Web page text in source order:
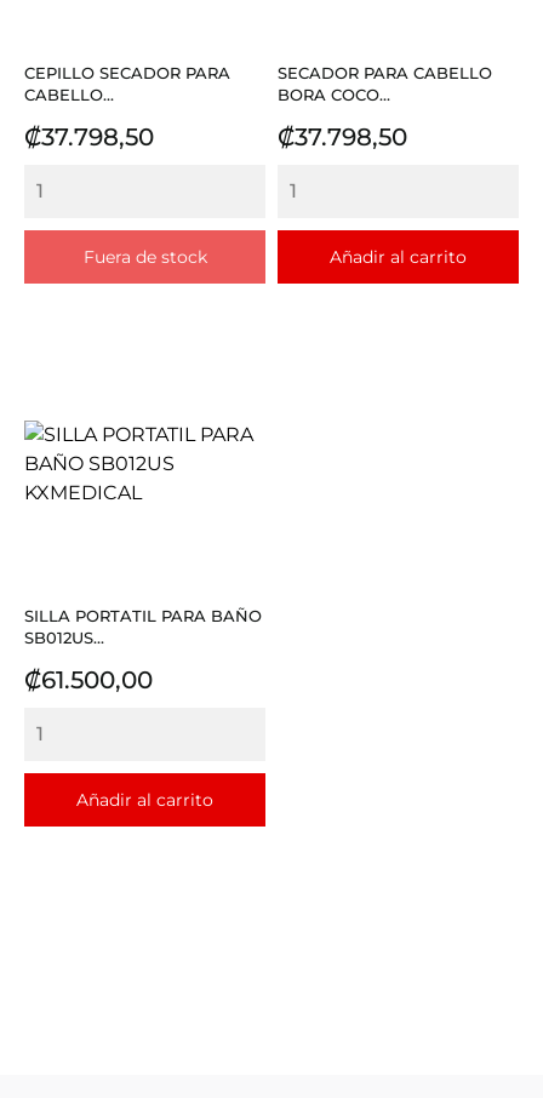
CEPILLO SECADOR PARA
CABELLO...
Precio
₡37.798,50
Fuera de stock
SECADOR PARA CABELLO
BORA COCO...
Precio
₡37.798,50
Añadir al carrito
SILLA PORTATIL PARA BAÑO
SB012US...
Precio
₡61.500,00
Añadir al carrito